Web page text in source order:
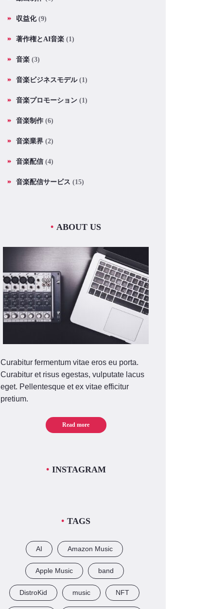
収益化(9)
著作権とAI音楽 (1)
音楽 (3)
音楽ビジネスモデル(1)
音楽プロモーション (1)
音楽制作 (6)
音楽業界 (2)
音楽配信 (4)
音楽配信サービス (15)
ABOUT US
Curabitur fermentum vitae eros eu porta.
Curabitur et risus egestas, vulputate lacus
eget. Pellentesque et ex vitae efficitur
pretium.
Read more
INSTAGRAM
TAGS
AI Amazon Music
Apple Music band
DistroKid music NFT